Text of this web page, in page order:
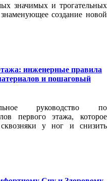
значимых и трогательных
создание новой
инженерные правила
и пошаговый
руководство по
первого этажа, которое
у ног и снизить